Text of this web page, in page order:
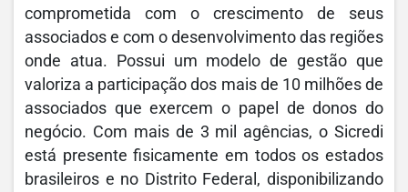
comprometida com o crescimento de seus
associados e com o desenvolvimento das regiões
onde atua. Possui um modelo de gestão que
valoriza a participação dos mais de 10 milhões de
associados que exercem o papel de donos do
negócio. Com mais de 3 mil agências, o Sicredi
está presente fisicamente em todos os estados
brasileiros e no Distrito Federal, disponibilizando